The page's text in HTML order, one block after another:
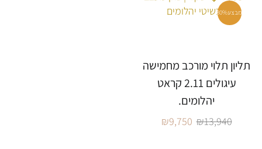
מבצע30%
תליון תלוי מורכב מחמישה
עיגולים 2.11 קראט
יהלומים.
₪13,940
₪9,750